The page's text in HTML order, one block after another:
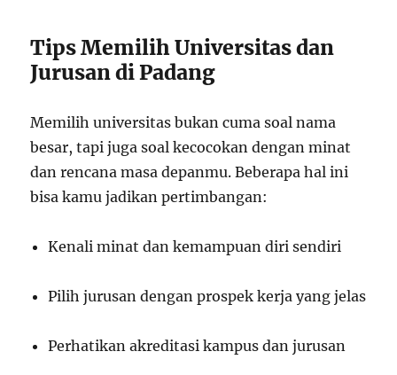
Tips Memilih Universitas dan
Jurusan di Padang
Memilih universitas bukan cuma soal nama
besar, tapi juga soal kecocokan dengan minat
dan rencana masa depanmu. Beberapa hal ini
bisa kamu jadikan pertimbangan:
Kenali minat dan kemampuan diri sendiri
Pilih jurusan dengan prospek kerja yang jelas
Perhatikan akreditasi kampus dan jurusan